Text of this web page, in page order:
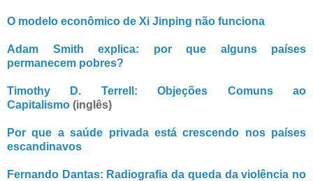
O modelo econômico de Xi Jinping não funciona
Adam Smith explica: por que alguns países
permanecem pobres?
Timothy D. Terrell: Objeções Comuns ao
Capitalismo (inglês)
Por que a saúde privada está crescendo nos países
escandinavos
Fernando Dantas: Radiografia da queda da violência no